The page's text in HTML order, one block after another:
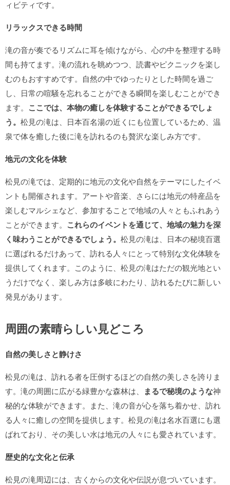
ィビティです。
リラックスできる時間
滝の音が奏でるリズムに耳を傾けながら、心の中を整理する時
間も持てます。滝の流れを眺めつつ、読書やピクニックを楽し
むのもおすすめです。自然の中でゆったりとした時間を過ご
し、日常の喧騒を忘れることができる瞬間を楽しむことができ
ます。 ここでは、本物の癒しを体験することができるでしょ
う。 松見の滝は、日本百名湯の近くにも位置しているため、温
泉で体を癒した後に滝を訪れるのも贅沢な楽しみ方です。
地元の文化を体験
松見の滝では、定期的に地元の文化や自然をテーマにしたイベ
ントも開催されます。アートや音楽、さらには地元の特産品を
楽しむマルシェなど、参加することで地域の人々ともふれあう
ことができます。 これらのイベントを通じて、地域の魅力を深
く味わうことができるでしょう。 松見の滝は、日本の秘境百選
に選ばれるだけあって、訪れる人々にとって特別な文化体験を
提供してくれます。このように、松見の滝はただの観光地とい
うだけでなく、楽しみ方は多岐にわたり、訪れるたびに新しい
発見があります。
周囲の素晴らしい見どころ
自然の美しさと静けさ
松見の滝は、訪れる者を圧倒するほどの自然の美しさを誇りま
す。滝の周囲に広がる緑豊かな森林は、
まるで秘境のような神
秘的な体験ができます。また、滝の音が心を落ち着かせ、訪れ
る人々に癒しの空間を提供します。松見の滝は名水百選にも選
ばれており、その美しい水は地元の人々にも愛されています。
歴史的な文化と伝承
松見の滝周辺には、古くからの文化や伝説が息づいています。